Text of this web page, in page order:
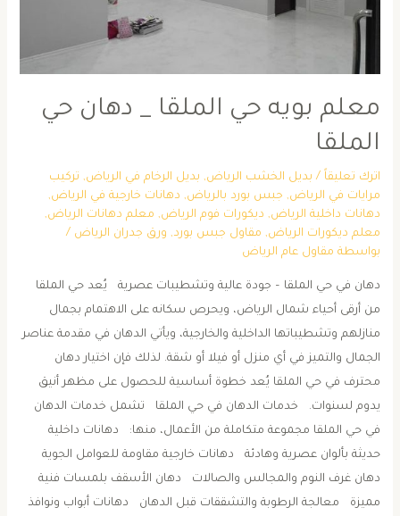
معلم بويه حي الملقا _ دهان حي
الملقا
اترك تعليقاً / بديل الخشب الرياض, بديل الرخام في الرياض, تركيب
مرايات في الرياض, جبس بورد بالرياض, دهانات خارجية في الرياض,
دهانات داخلية الرياض, ديكورات فوم الرياض, معلم دهانات الرياض,
معلم ديكورات الرياض, مقاول جبس بورد, ورق جدران الرياض /
بواسطة مقاول عام الرياض
دهان في حي الملقا – جودة عالية وتشطيبات عصرية يُعد حي الملقا
من أرقى أحياء شمال الرياض، ويحرص سكانه على الاهتمام بجمال
منازلهم وتشطيباتها الداخلية والخارجية، ويأتي الدهان في مقدمة عناصر
الجمال والتميز في أي منزل أو فيلا أو شقة. لذلك فإن اختيار دهان
محترف في حي الملقا يُعد خطوة أساسية للحصول على مظهر أنيق
يدوم لسنوات. خدمات الدهان في حي الملقا تشمل خدمات الدهان
في حي الملقا مجموعة متكاملة من الأعمال، منها: دهانات داخلية
حديثة بألوان عصرية وهادئة دهانات خارجية مقاومة للعوامل الجوية
دهان غرف النوم والمجالس والصالات دهان الأسقف بلمسات فنية
مميزة معالجة الرطوبة والتشققات قبل الدهان دهانات أبواب ونوافذ